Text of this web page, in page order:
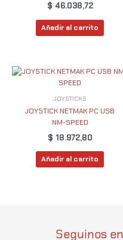
$ 46.038,72
Añadir al carrito
JOYSTICKS
JOYSTICK NETMAK PC USB
NM-SPEED
$ 18.972,80
Añadir al carrito
Seguinos